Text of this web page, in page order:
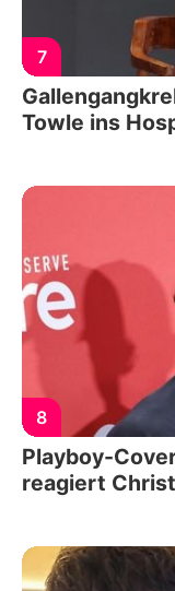
7
Towle ins
8
Playboy-
reagiert